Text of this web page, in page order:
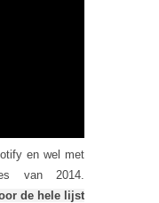
en wel met
van 2014.
de hele lijst